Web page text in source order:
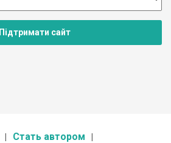
Підтримати сайт
Стать автором